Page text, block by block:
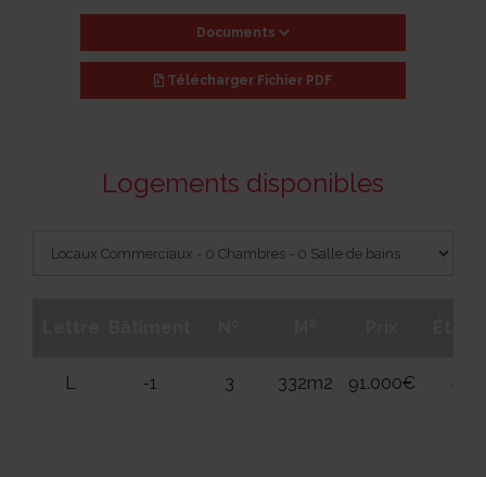
Documents
Télécharger Fichier PDF
Logements disponibles
L -1 3 332m2 91.000€ -1